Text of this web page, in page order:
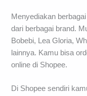
Menyediakan
dari berbagai brand.
Bobebi, Lea Gloria,
lainnya. Kamu bisa
online di Shopee.
Di Shopee sendiri